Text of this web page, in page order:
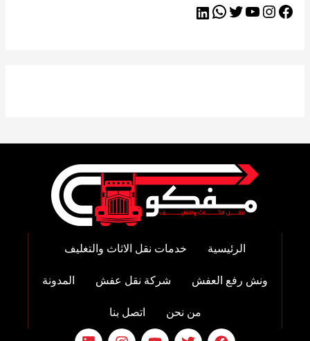
الرئيسية خدمات نقل الاثاث والتغليف
ونش رفع العفش شركة نقل عفش المدونة
من نحن اتصل بنا
F
T
Y
I
L